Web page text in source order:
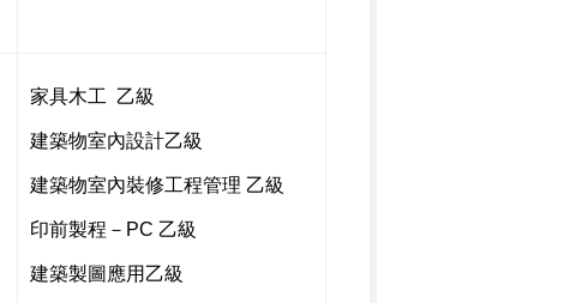
家具木工 乙級
建築物室內設計乙級
建築物室內裝修工程管理 乙級
印前製程－PC 乙級
建築製圖應用乙級